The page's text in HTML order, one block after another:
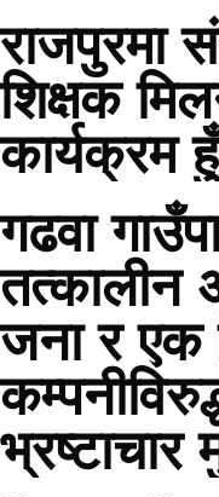
राजपुरमा
शिक्षक
कार्यक्रम
गढवा
तत्कालीन
जना र एक
भ्रष्टाचार